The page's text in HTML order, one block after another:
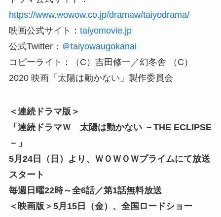
https://www.wowow.co.jp/dramaw/taiyodrama/
映画公式サイト： taiyomovie.jp
公式Twitter： ＠taiyowaugokanai
コピーライト：（C）吉田修一／幻冬舎 （C）
2020 映画「太陽は動かない」製作委員会
＜連続ドラマ版＞
「連続ドラマＷ 太陽は動かない －THE ECLIPSE
－」
5月24日（日）より、ＷＯＷＯＷプライムにて放送
スタート
毎週日曜22時～全6話／第1話無料放送
＜映画版＞5月15日（金）、全国ロードショー